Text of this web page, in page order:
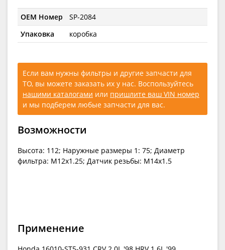
OEM Номер
SP-2084
Упаковка
коробка
Если вам нужны фильтры и другие запчасти для
ТО, вы можете заказать их у нас. Воспользуйтесь
нашими каталогами или пришлите ваш VIN номер
и мы подберем любые запчасти для вас.
Возможности
Высота: 112; Наружные размеры 1: 75; Диаметр
фильтра: M12x1.25; Датчик резьбы: M14x1.5
Применение